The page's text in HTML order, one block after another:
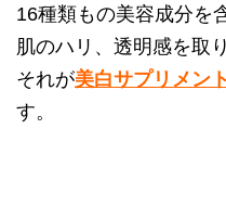
16種類もの美容成分を
肌のハリ、透明感を取
それが美白サプリメン
す。